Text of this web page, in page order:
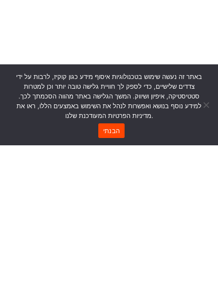
Join our newsletter
Everything you need to know to create inspiring work
environments
Subscribe
באתר זה נעשה שימוש בטכנולוגיות איסוף מידע כגון קוקיז, לרבות על ידי
צדדים שלישיים, כדי לספק לך חוויית גלישה טובה יותר וכן למטרות
סטטיסטיקה, איפיון ושיווק. המשך הגלישה באתר מהווה הסכמתך לכך.
למידע נוסף בנושא ואפשרות לנהל את השימוש באמצעים הללו, ראו את
מדיניות הפרטיות המעודכנת שלנו.
הבנתי